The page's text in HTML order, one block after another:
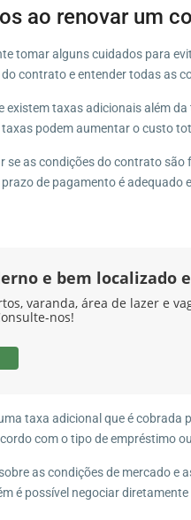
ao renovar um
tomar alguns cuidados para
contrato e entender todas as
existem taxas adicionais além
podem aumentar o custo
as condições do contrato são
de pagamento é adequado
e bem localizado
varanda, área de lazer e
nos!
taxa adicional que é
com o tipo de empréstimo
as condições de mercado
é possível negociar
- RJ, 25946-690